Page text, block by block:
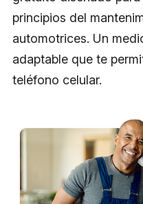
principios del
automotrices. Un
adaptable que te
teléfono celular.